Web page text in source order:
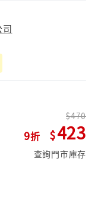
9
470
423
查詢門市庫存